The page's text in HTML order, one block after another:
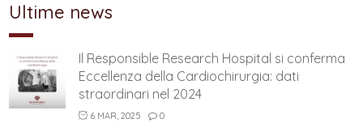
Ultime news
Il Responsible Research Hospital si conferma
Eccellenza della Cardiochirurgia: dati
straordinari nel 2024
6 MAR, 2025 0